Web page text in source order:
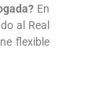
En
al Real
flexible